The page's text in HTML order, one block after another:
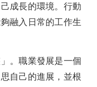
成長的環境。行動
融入日常的工作生
。職業發展是一個
自己的進展，並根